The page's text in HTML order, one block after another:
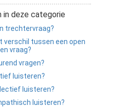
in deze categorie
trechtervraag?
verschil tussen een open
vraag?
vragen?
luisteren?
luisteren?
luisteren?